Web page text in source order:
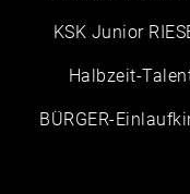
KSK Junior
Halbzeit-
BÜRGER-